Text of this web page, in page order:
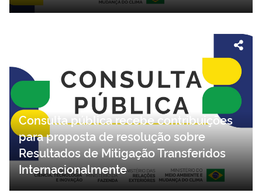
Consulta pública recebe contribuições
para proposta de resolução sobre
Resultados de Mitigação Transferidos
Internacionalmente